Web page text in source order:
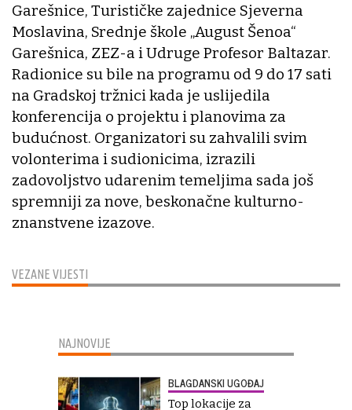
VEZANE VIJESTI
Garešnice, Turističke zajednice Sjeverna
Moslavina, Srednje škole „August Šenoa“
Garešnica, ZEZ-a i Udruge Profesor Baltazar.
Radionice su bile na programu od 9 do 17 sati
na Gradskoj tržnici kada je uslijedila
konferencija o projektu i planovima za
budućnost. Organizatori su zahvalili svim
volonterima i sudionicima, izrazili
zadovoljstvo udarenim temeljima sada još
spremniji za nove, beskonačne kulturno-
znanstvene izazove.
NAJNOVIJE
BLAGDANSKI UGOĐAJ
Top lokacije za